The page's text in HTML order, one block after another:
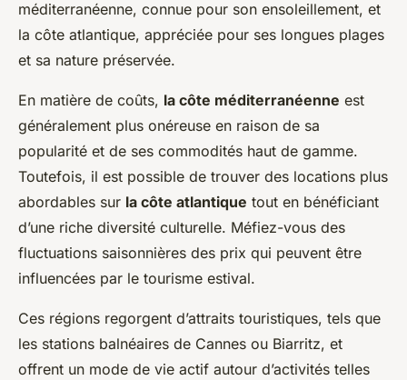
méditerranéenne, connue pour son ensoleillement, et
la côte atlantique, appréciée pour ses longues plages
et sa nature préservée.
En matière de coûts, la côte méditerranéenne est
généralement plus onéreuse en raison de sa
popularité et de ses commodités haut de gamme.
Toutefois, il est possible de trouver des locations plus
abordables sur la côte atlantique tout en bénéficiant
d’une riche diversité culturelle. Méfiez-vous des
fluctuations saisonnières des prix qui peuvent être
influencées par le tourisme estival.
Ces régions regorgent d’attraits touristiques, tels que
les stations balnéaires de Cannes ou Biarritz, et
offrent un mode de vie actif autour d’activités telles